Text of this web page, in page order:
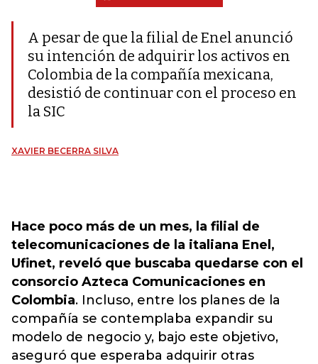
A pesar de que la filial de Enel anunció
su intención de adquirir los activos en
Colombia de la compañía mexicana,
desistió de continuar con el proceso en
la SIC
XAVIER BECERRA SILVA
Hace poco más de un mes, la filial de
telecomunicaciones de la italiana Enel,
Ufinet, reveló que buscaba quedarse con el
consorcio Azteca Comunicaciones en
Colombia. Incluso, entre los planes de la
compañía se contemplaba expandir su
modelo de negocio y, bajo este objetivo,
aseguró que esperaba adquirir otras